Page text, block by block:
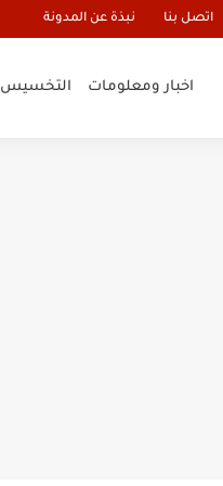
اتصل بنا نبذة عن المدونة
اخبار ومعلومات التخسيس